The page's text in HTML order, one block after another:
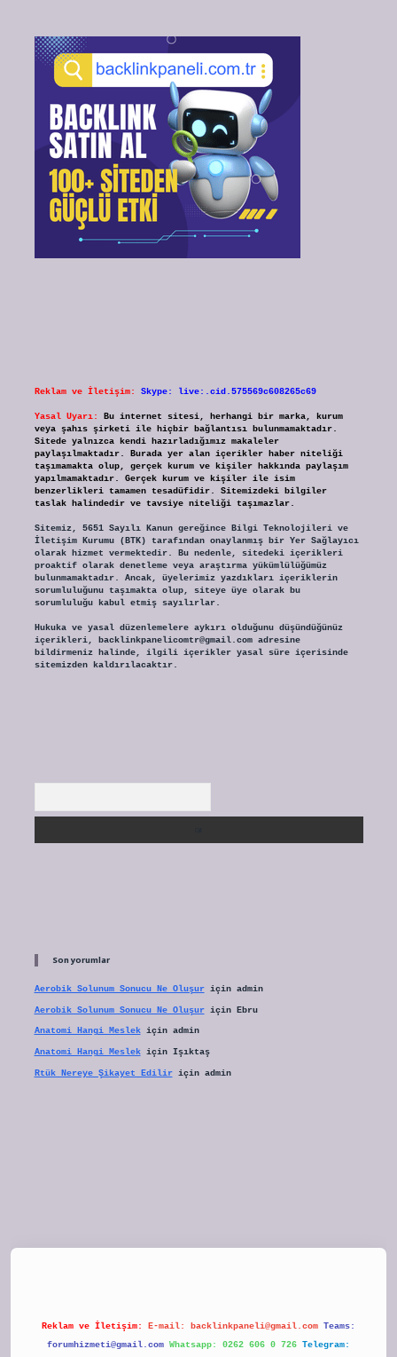
Reklam ve İletişim: Skype: live:.cid.575569c608265c69
Yasal Uyarı:
Bu internet sitesi, herhangi bir marka, kurum
veya şahıs şirketi ile hiçbir bağlantısı bulunmamaktadır.
Sitede yalnızca kendi hazırladığımız makaleler
paylaşılmaktadır. Burada yer alan içerikler haber niteliği
taşımamakta olup, gerçek kurum ve kişiler hakkında paylaşım
yapılmamaktadır. Gerçek kurum ve kişiler ile isim
benzerlikleri tamamen tesadüfidir. Sitemizdeki bilgiler
taslak halindedir ve tavsiye niteliği taşımazlar.
Sitemiz, 5651 Sayılı Kanun gereğince Bilgi Teknolojileri ve
İletişim Kurumu (BTK) tarafından onaylanmış bir Yer Sağlayıcı
olarak hizmet vermektedir. Bu nedenle, sitedeki içerikleri
proaktif olarak denetleme veya araştırma yükümlülüğümüz
bulunmamaktadır. Ancak, üyelerimiz yazdıkları içeriklerin
sorumluluğunu taşımakta olup, siteye üye olarak bu
sorumluluğu kabul etmiş sayılırlar.
Hukuka ve yasal düzenlemelere aykırı olduğunu düşündüğünüz
içerikleri, backlinkpanelicomtr@gmail.comadresine
bildirmeniz halinde, ilgili içerikler yasal süre içerisinde
sitemizden kaldırılacaktır.
Son yorumlar
Aerobik Solunum Sonucu Ne Oluşuriçin admin
Aerobik Solunum Sonucu Ne Oluşuriçin Ebru
Anatomi Hangi Meslekiçin admin
Anatomi Hangi Meslekiçin Işıktaş
Rtük Nereye Şikayet Ediliriçin admin
Reklam ve İletişim: E-mail: backlinkpaneli@gmail.com Teams:
forumhizmeti@gmail.com Whatsapp: 0262 606 0 726 Telegram: